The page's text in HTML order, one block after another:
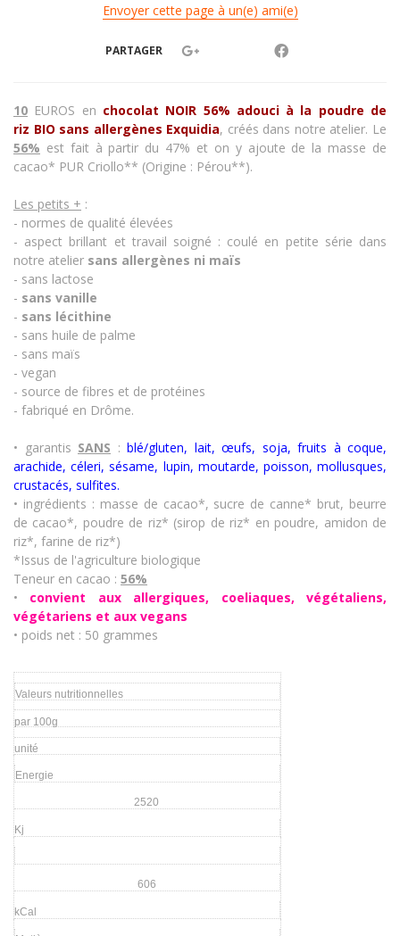
Envoyer cette page à un(e) ami(e)
PARTAGER
10 EUROS en chocolat NOIR 56% adouci à la poudre de
riz BIO sans allergènes Exquidia, créés dans notre atelier. Le
56% est fait à partir du 47% et on y ajoute de la masse de
cacao* PUR Criollo** (Origine : Pérou**).
Les petits + :
- normes de qualité élevées
- aspect brillant et travail soigné : coulé en petite série dans
notre atelier sans allergènes ni maïs
- sans lactose
- sans vanille
- sans lécithine
- sans huile de palme
- sans maïs
- vegan
- source de fibres et de protéines
- fabriqué en Drôme.
• garantis SANS : blé/gluten, lait, œufs, soja, fruits à coque,
arachide, céleri, sésame, lupin, moutarde, poisson, mollusques,
crustacés, sulfites.
• ingrédients : masse de cacao*, sucre de canne* brut, beurre
de cacao*, poudre de riz* (sirop de riz* en poudre, amidon de
riz*, farine de riz*)
*Issus de l'agriculture biologique
Teneur en cacao : 56%
• convient aux allergiques, coeliaques, végétaliens,
végétariens et aux vegans
• poids net : 50 grammes
Valeurs nutritionnelles
par 100g
unité
Energie
2520
Kj
606
kCal